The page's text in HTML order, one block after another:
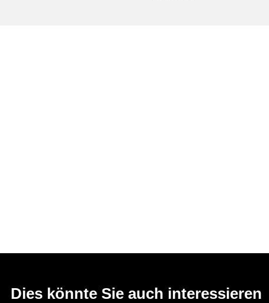
Dies könnte Sie auch interessieren